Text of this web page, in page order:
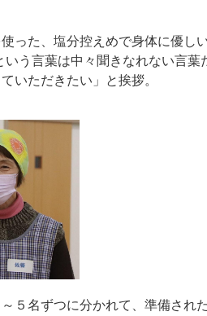
った、塩分控えめで身体に優し
う言葉は中々聞きなれない言葉
いただきたい」と挨拶。
５名ずつに分かれて、準備され